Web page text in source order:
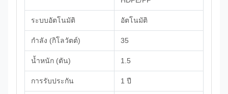
ระบบอัตโนมัติ อัตโนมัติ
กำลัง (กิโลวัตต์) 35
น้ำหนัก (ตัน) 1.5
การรับประกัน 1 ปี